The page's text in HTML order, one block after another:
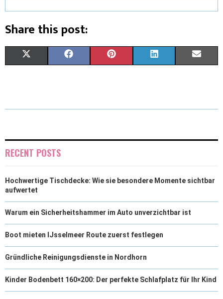
Share this post:
W
E
)
E
K
T
S
K
N
I
RECENT POSTS
Hochwertige Tischdecke: Wie sie besondere Momente sichtbar
aufwertet
Warum ein Sicherheitshammer im Auto unverzichtbar ist
Boot mieten IJsselmeer Route zuerst festlegen
Gründliche Reinigungsdienste in Nordhorn
Kinder Bodenbett 160×200: Der perfekte Schlafplatz für Ihr Kind